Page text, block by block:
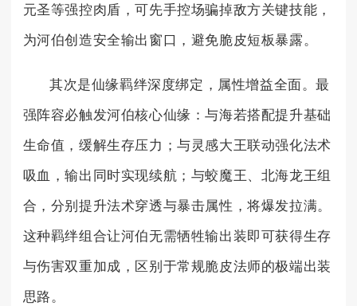
元圣等强控肉盾，可先手控场骗掉敌方关键技能，
为河伯创造安全输出窗口，避免脆皮短板暴露。
其次是仙缘羁绊深度绑定，属性增益全面。最
强阵容必触发河伯核心仙缘：与海若搭配提升基础
生命值，缓解生存压力；与灵感大王联动强化法术
吸血，输出同时实现续航；与蛟魔王、北海龙王组
合，分别提升法术穿透与暴击属性，将爆发拉满。
这种羁绊组合让河伯无需牺牲输出装即可获得生存
与伤害双重加成，区别于常规脆皮法师的极端出装
思路。